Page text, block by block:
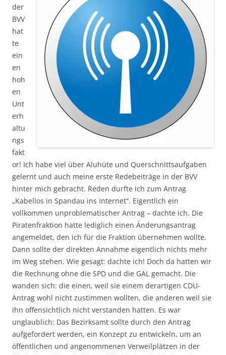
der
BVV
hat
te
ein
en
hoh
en
Unt
erh
altu
ngs
fakt
or! Ich habe viel über Aluhüte und Querschnittsaufgaben
gelernt und auch meine erste Redebeiträge in der BVV
hinter mich gebracht. Reden durfte ich zum Antrag
„Kabellos in Spandau ins Internet“. Eigentlich ein
vollkommen unproblematischer Antrag – dachte ich. Die
Piratenfraktion hatte lediglich einen Änderungsantrag
angemeldet, den ich für die Fraktion übernehmen wollte.
Dann sollte der direkten Annahme eigentlich nichts mehr
im Weg stehen. Wie gesagt: dachte ich! Doch da hatten wir
die Rechnung ohne die SPD und die GAL gemacht. Die
wanden sich: die einen, weil sie einem derartigen CDU-
Antrag wohl nicht zustimmen wollten, die anderen weil sie
ihn offensichtlich nicht verstanden hatten. Es war
unglaublich: Das Bezirksamt sollte durch den Antrag
aufgefordert werden, ein Konzept zu entwickeln, um an
öffentlichen und angenommenen Verweilplätzen in der